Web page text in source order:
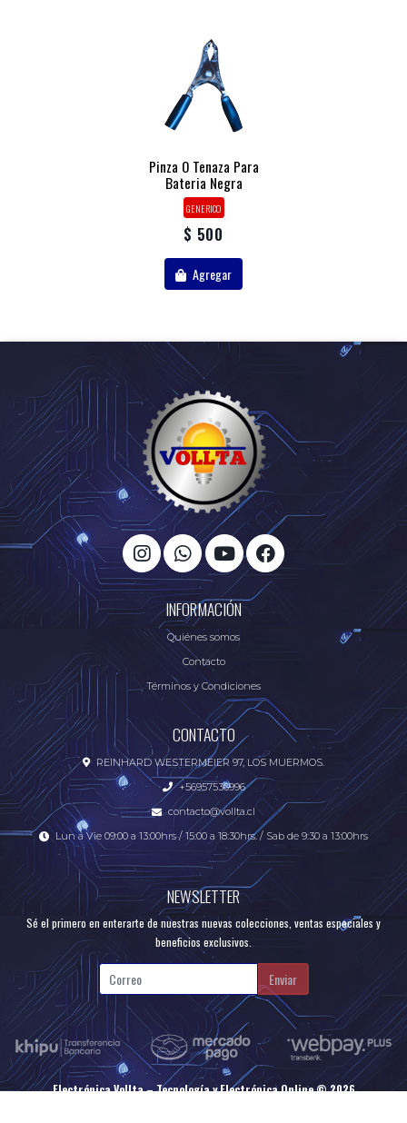
Pinza O Tenaza Para
Bateria Negra
GENERICO
$ 500
Agregar
INFORMACIÓN
Quiénes somos
Contacto
Términos y Condiciones
CONTACTO
REINHARD WESTERMEIER 97, LOS MUERMOS.
+56957536996
contacto@vollta.cl
Lun a Vie 09:00 a 13:00hrs / 15:00 a 18:30hrs. / Sab de 9:30 a 13:00hrs
NEWSLETTER
Sé el primero en enterarte de nuestras nuevas colecciones, ventas especiales y
beneficios exclusivos.
Enviar
Electrónica Vollta – Tecnología y Electrónica Online © 2026